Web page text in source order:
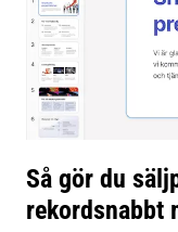
Så gör du
rekordsnabbt